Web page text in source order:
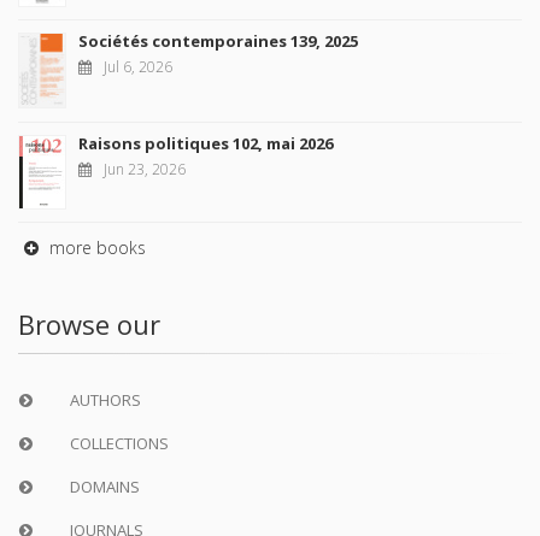
Sociétés contemporaines 139, 2025
Jul 6, 2026
Raisons politiques 102, mai 2026
Jun 23, 2026
more books
Browse our
AUTHORS
COLLECTIONS
DOMAINS
JOURNALS